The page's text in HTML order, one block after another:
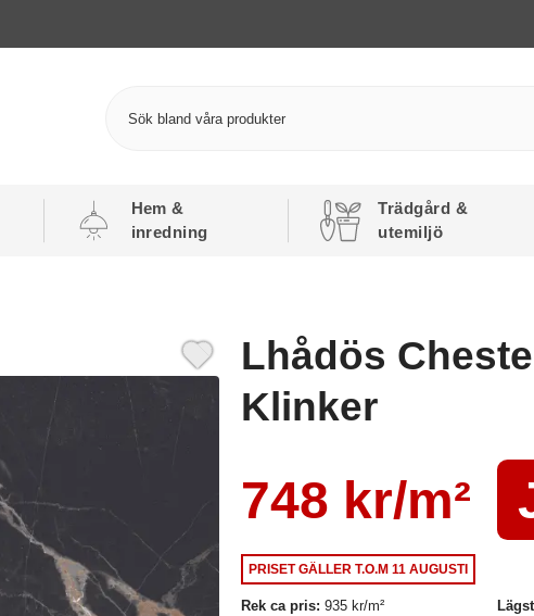
Hem &
inredning
Trädgård &
utemiljö
Lhådös
Klinker
748 kr/m²
PRISET GÄLLERT.O.M 11 AUGUSTI
Rek ca pris:935 kr/m²